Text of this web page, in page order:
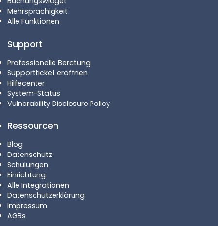
Mehrsprachigkeit
Alle Funktionen
Support
Professionelle Beratung
Supportticket eröffnen
Hilfecenter
System-Status
Vulnerability Disclosure Policy
Ressourcen
Blog
Datenschutz
Schulungen
Einrichtung
Alle Integrationen
Datenschutzerklärung
Impressum
AGBs